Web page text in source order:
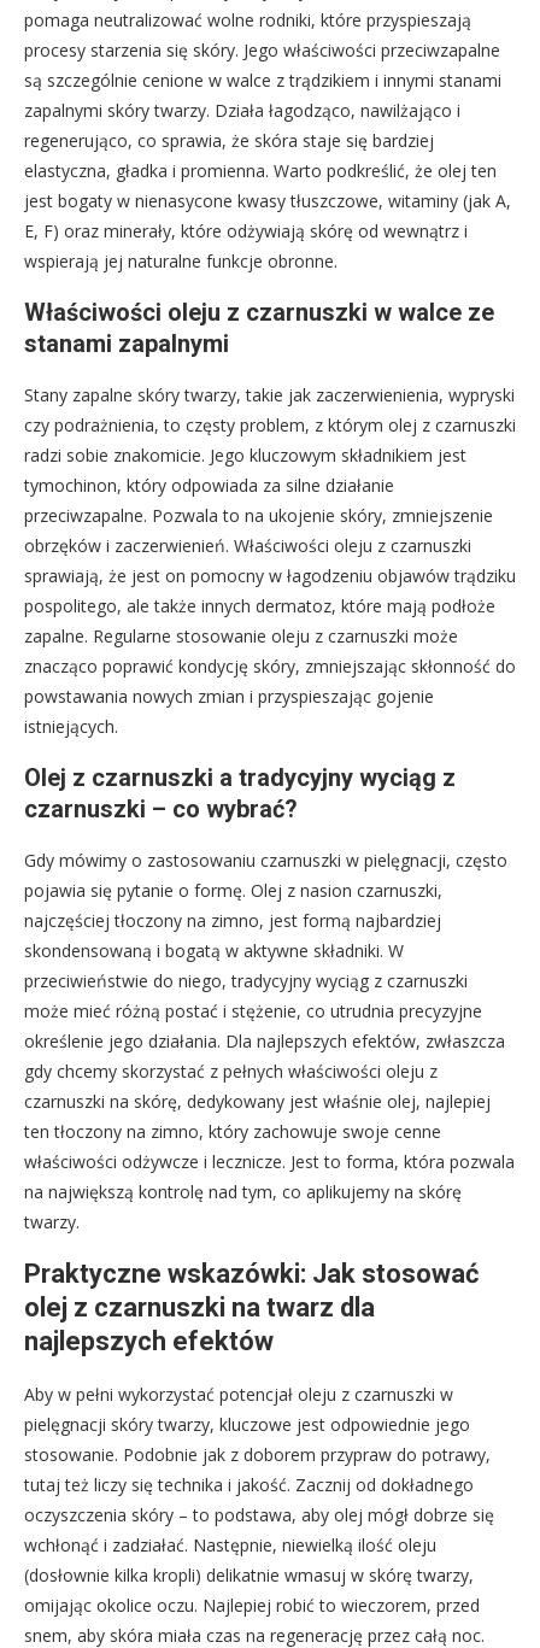
pomaga neutralizować wolne rodniki, które przyspieszają
procesy starzenia się skóry. Jego właściwości przeciwzapalne
są szczególnie cenione w walce z trądzikiem i innymi stanami
zapalnymi skóry twarzy. Działa łagodząco, nawilżająco i
regenerująco, co sprawia, że skóra staje się bardziej
elastyczna, gładka i promienna. Warto podkreślić, że olej ten
jest bogaty w nienasycone kwasy tłuszczowe, witaminy (jak A,
E, F) oraz minerały, które odżywiają skórę od wewnątrz i
wspierają jej naturalne funkcje obronne.
Właściwości oleju z czarnuszki w walce ze
stanami zapalnymi
Stany zapalne skóry twarzy, takie jak zaczerwienienia, wypryski
czy podrażnienia, to częsty problem, z którym olej z czarnuszki
radzi sobie znakomicie. Jego kluczowym składnikiem jest
tymochinon, który odpowiada za silne działanie
przeciwzapalne. Pozwala to na ukojenie skóry, zmniejszenie
obrzęków i zaczerwienień. Właściwości oleju z czarnuszki
sprawiają, że jest on pomocny w łagodzeniu objawów trądziku
pospolitego, ale także innych dermatoz, które mają podłoże
zapalne. Regularne stosowanie oleju z czarnuszki może
znacząco poprawić kondycję skóry, zmniejszając skłonność do
powstawania nowych zmian i przyspieszając gojenie
istniejących.
Olej z czarnuszki a tradycyjny wyciąg z
czarnuszki – co wybrać?
Gdy mówimy o zastosowaniu czarnuszki w pielęgnacji, często
pojawia się pytanie o formę. Olej z nasion czarnuszki,
najczęściej tłoczony na zimno, jest formą najbardziej
skondensowaną i bogatą w aktywne składniki. W
przeciwieństwie do niego, tradycyjny wyciąg z czarnuszki
może mieć różną postać i stężenie, co utrudnia precyzyjne
określenie jego działania. Dla najlepszych efektów, zwłaszcza
gdy chcemy skorzystać z pełnych właściwości oleju z
czarnuszki na skórę, dedykowany jest właśnie olej, najlepiej
ten tłoczony na zimno, który zachowuje swoje cenne
właściwości odżywcze i lecznicze. Jest to forma, która pozwala
na największą kontrolę nad tym, co aplikujemy na skórę
twarzy.
Praktyczne wskazówki: Jak stosować
olej z czarnuszki na twarz dla
najlepszych efektów
Aby w pełni wykorzystać potencjał oleju z czarnuszki w
pielęgnacji skóry twarzy, kluczowe jest odpowiednie jego
stosowanie. Podobnie jak z doborem przypraw do potrawy,
tutaj też liczy się technika i jakość. Zacznij od dokładnego
oczyszczenia skóry – to podstawa, aby olej mógł dobrze się
wchłonąć i zadziałać. Następnie, niewielką ilość oleju
(dosłownie kilka kropli) delikatnie wmasuj w skórę twarzy,
omijając okolice oczu. Najlepiej robić to wieczorem, przed
snem, aby skóra miała czas na regenerację przez całą noc.